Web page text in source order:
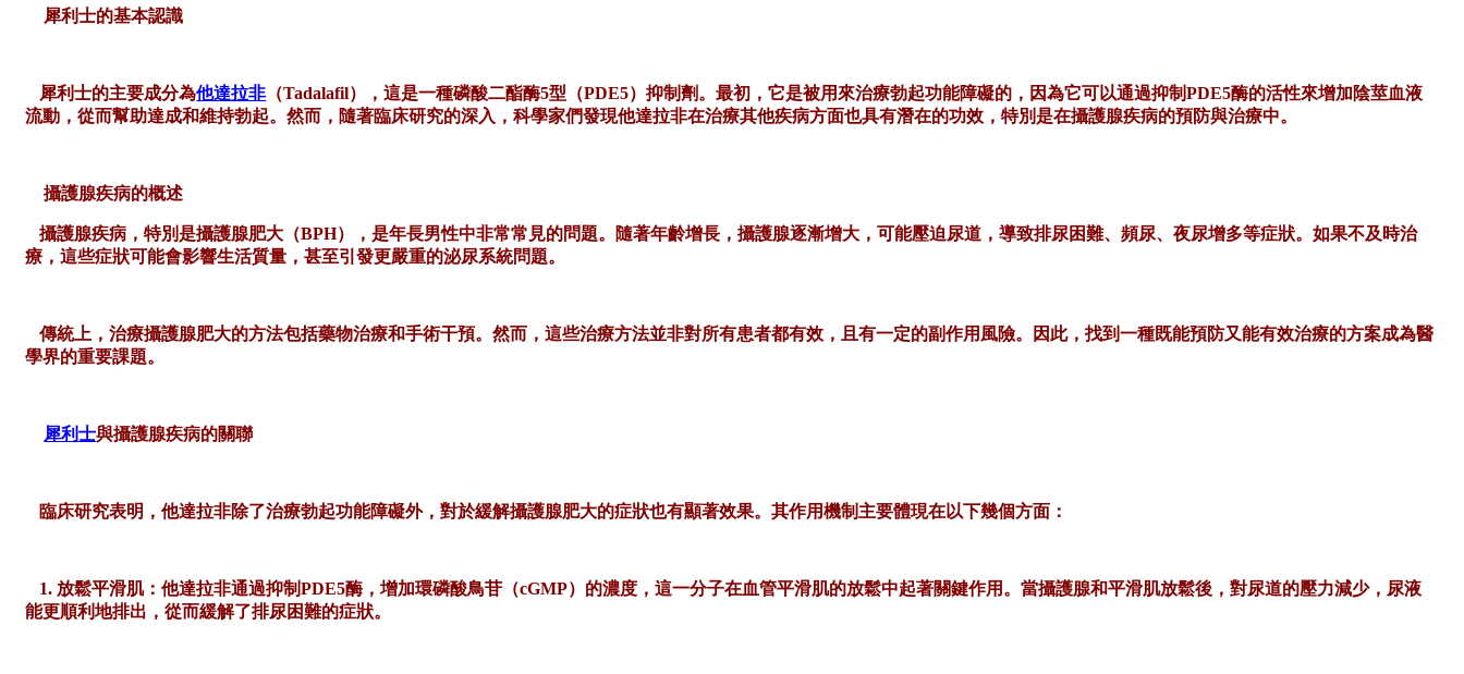
犀利士的基本認識
犀利士的主要成分為他達拉非 （Tadalafil），這是一種磷酸二酯酶5型（PDE5）抑制劑。最初，它是被用來治療勃起功能障礙的，因為它可以通過抑制PDE5酶的活性來增加陰莖血液
流動，從而幫助達成和維持勃起。然而，隨著臨床研究的深入，科學家們發現他達拉非在治療其他疾病方面也具有潛在的功效，特別是在攝護腺疾病的預防與治療中。
攝護腺疾病的概述
攝護腺疾病，特別是攝護腺肥大（BPH），是年長男性中非常常見的問題。隨著年齡增長，攝護腺逐漸增大，可能壓迫尿道，導致排尿困難、頻尿、夜尿增多等症狀。如果不及時治
療，這些症狀可能會影響生活質量，甚至引發更嚴重的泌尿系統問題。
傳統上，治療攝護腺肥大的方法包括藥物治療和手術干預。然而，這些治療方法並非對所有患者都有效，且有一定的副作用風險。因此，找到一種既能預防又能有效治療的方案成為醫
學界的重要課題。
犀利士與攝護腺疾病的關聯
臨床研究表明，他達拉非除了治療勃起功能障礙外，對於緩解攝護腺肥大的症狀也有顯著效果。其作用機制主要體現在以下幾個方面：
1. 放鬆平滑肌：他達拉非通過抑制PDE5酶，增加環磷酸鳥苷（cGMP）的濃度，這一分子在血管平滑肌的放鬆中起著關鍵作用。當攝護腺和平滑肌放鬆後，對尿道的壓力減少，尿液
能更順利地排出，從而緩解了排尿困難的症狀。